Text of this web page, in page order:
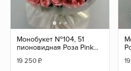
Монобукет №104, 51
пионовидная Роза Pink
19 250₽